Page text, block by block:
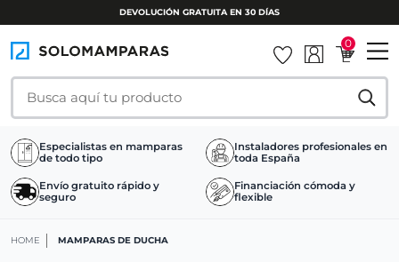
DEVOLUCIÓN GRATUITA EN 30 DÍAS
0
Especialistas en mamparas
de todo tipo
Instaladores profesionales en
toda España
Envío gratuito rápido y
seguro
Financiación cómoda y
flexible
HOME MAMPARAS DE DUCHA